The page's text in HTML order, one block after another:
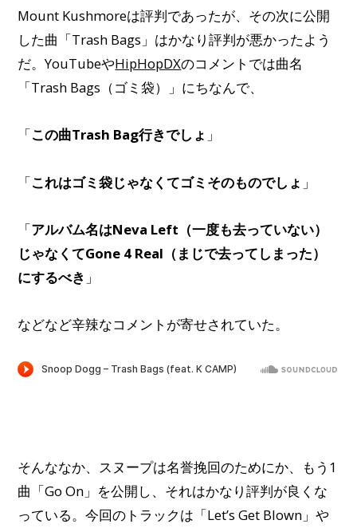
Mount Kushmoreは評判であったが、その次に公開
した曲「Trash Bags」はかなり評判が悪かったよう
だ。YouTubeやHipHopDXのコメントでは曲名
「Trash Bags（ゴミ袋）」にちなんで、
「この曲Trash Bag行きでしょ 」
「これはゴミ袋じゃなくてゴミそのものでしょ 」
「アルバム名はNeva Left（一度も去っていない）
じゃなくてGone 4 Real（まじで去ってしまった）
にするべき 」
などなど辛辣なコメントが寄せされていた。
そんななか、スヌープは名誉挽回のためにか、もう1
曲「Go On」を公開し、それはかなり評判が良くな
っている。今回のトラックは「Let’s Get Blown」や